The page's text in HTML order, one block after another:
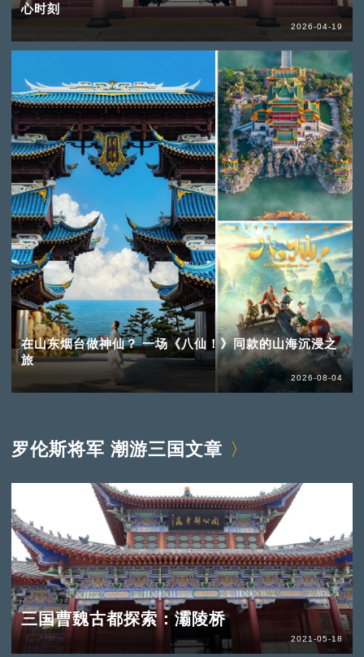
心时刻
2026-04-19
在山东烟台做神仙？ 一场《八仙！》同款的山海沉浸之
旅
2026-08-04
罗伦斯将军 潮游三国文章
三国曹魏古都探索：灞陵桥
2021-05-18